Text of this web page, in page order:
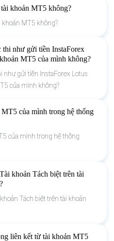
khoản MT5 không?
khoản MT5 không?
thi như gửi tiền InstaForex
MT5 của mình không?
như gửi tiền InstaForex Lotus
của mình không?
của mình trong hệ thống
của mình trong hệ thống
khoản Tách biệt trên tài
Tách biệt trên tài khoản
liên kết từ tài khoản MT5